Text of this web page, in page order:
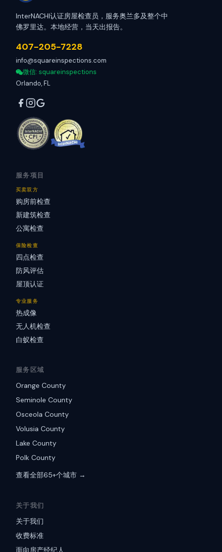
InterNACHI认证房屋检查员，服务奥兰多及整个中
佛罗里达。本地经营，当天出报告。
407-205-7228
info@squareinspections.com
微信: squareinspections
Orlando, FL
服务项目
买卖双方
购房前检查
新建筑检查
公寓检查
保险检查
四点检查
防风评估
屋顶认证
专业服务
热成像
无人机检查
白蚁检查
服务区域
Orange County
Seminole County
Osceola County
Volusia County
Lake County
Polk County
查看全部65+个城市 →
关于我们
关于我们
收费标准
面向房产经纪人